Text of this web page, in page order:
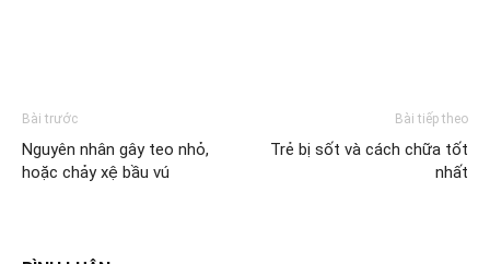
Bài trước
Nguyên nhân gây teo nhỏ,
hoặc chảy xệ bầu vú
Bài tiếp theo
Trẻ bị sốt và cách chữa tốt
nhất